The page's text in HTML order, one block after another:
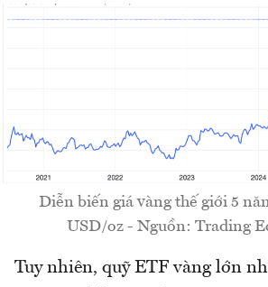
Diễn biến giá vàng thế giới 5
USD/oz - Nguồn: Trading
Tuy nhiên, quỹ ETF vàng lớn